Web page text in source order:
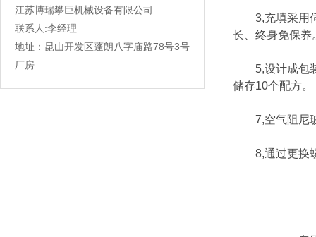
江苏博瑞攀巨机械设备有限公司
联系人:李经理
地址：昆山开发区蓬朗八字庙路78号3号
厂房
3,充填采用伺
长、终身免保养
5,设计成包装
储存10个配方。
7,空气阻尼玻
8,通过更换螺